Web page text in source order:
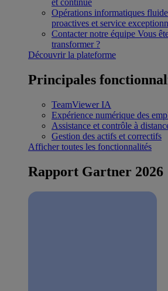
et continue
Opérations informatiques
proactives et service
Contacter notre équipe Vous
transformer ?
Découvrir la plateforme
Principales
TeamViewer IA
Expérience numérique des
Assistance et contrôle à
Gestion des actifs et correctifs
Afficher toutes les fonctionnalités
Rapport Gartner 2026